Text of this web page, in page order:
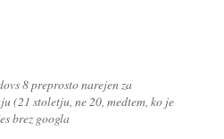
8 preprosto narejen za
(21 stoletju, ne 20, medtem, ko je
brez googla